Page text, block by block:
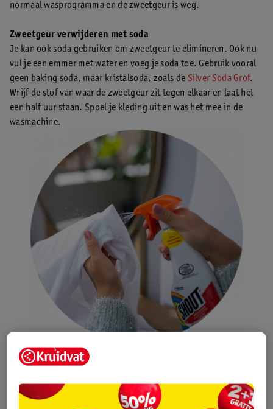
normaal wasprogramma en de zweetgeur is weg.
Zweetgeur verwijderen met soda
Je kan ook soda gebruiken om zweetgeur te elimineren. Ook nu
vul je een emmer met water en voeg je soda toe. Gebruik vooral
geen baking soda, maar kristalsoda, zoals de Silver Soda Grof.
Wrijf de stof van waar de zweetgeur zit tegen elkaar en laat het
een half uur staan. Spoel je kleding uit en was het mee in de
wasmachine.
Gebruik minder wasverzachter
Je denkt misschien dat je om zweetgeurtjes weg te krijgen